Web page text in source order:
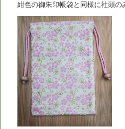
紺色の御朱印帳袋と同様に社頭の